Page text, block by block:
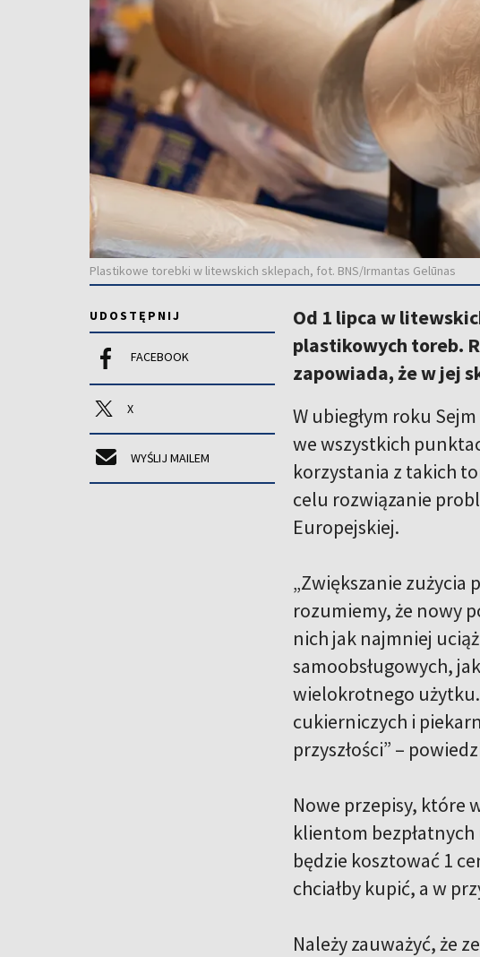
Plastikowe torebki w litewskich sklepach, fot. BNS/Irmantas Gelūnas
UDOSTĘPNIJ
FACEBOOK
X
WYŚLIJ MAILEM
Od 1 lipca w
plastikowych toreb.
zapowiada, że w jej
W ubiegłym roku
we wszystkich
korzystania z takich
celu rozwiązanie
Europejskiej.
„Zwiększanie zużycia
rozumiemy, że nowy
nich jak najmniej
samoobsługowych,
wielokrotnego użytku.
cukierniczych i
przyszłości” –
Nowe przepisy, które
klientom
będzie kosztować 1
chciałby kupić, a w
Należy zauważyć, że